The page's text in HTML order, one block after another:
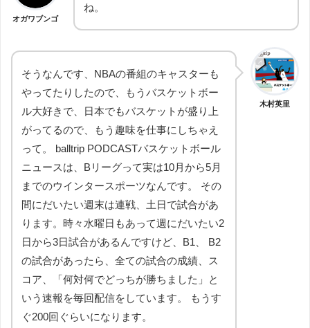
オガワブンゴ
ね。
木村英里
そうなんです、NBAの番組のキャスターも
やってたりしたので、もうバスケットボー
ル大好きで、日本でもバスケットが盛り上
がってるので、もう趣味を仕事にしちゃえ
って。 balltrip PODCASTバスケットボール
ニュースは、Bリーグって実は10月から5月
までのウインタースポーツなんです。 その
間にだいたい週末は連戦、土日で試合があ
ります。時々水曜日もあって週にだいたい2
日から3日試合があるんですけど、B1、 B2
の試合があったら、全ての試合の成績、ス
コア、「何対何でどっちが勝ちました」と
いう速報を毎回配信をしています。 もうす
ぐ200回ぐらいになります。